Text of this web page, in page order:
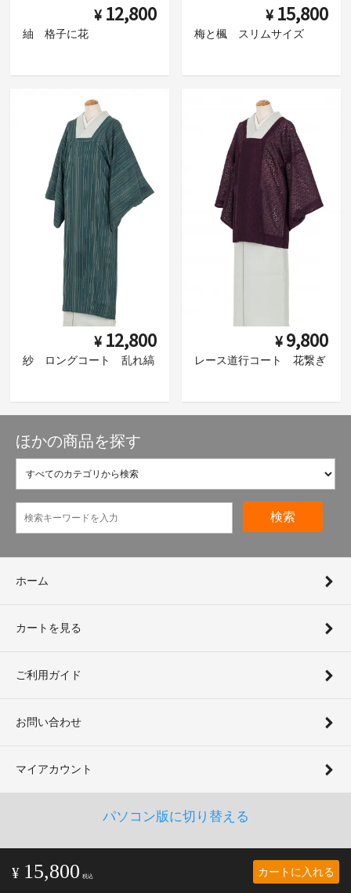
¥ 15,800 税込 カートに入れる
¥ 12,800
紬 格子に花
¥ 15,800
梅と楓 スリムサイズ
¥ 12,800
紗 ロングコート 乱れ縞
¥ 9,800
レース道行コート 花繋ぎ
ほかの商品を探す
検索
ホーム
カートを見る
ご利用ガイド
お問い合わせ
マイアカウント
パソコン版に切り替える